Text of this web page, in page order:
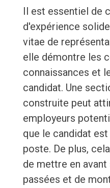
Il est essentiel de
d'expérience
vitae de
elle démontre les
connaissances et
candidat. Une
construite peut
employeurs
que le candidat
poste. De plus,
de mettre en
passées et de